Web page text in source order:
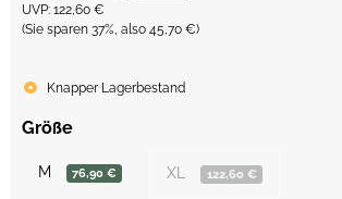
UVP: 122,60 €
(Sie sparen 37%, also 45,70 €)
Knapper Lagerbestand
Größe
M 76,90 € XL 122,60 €